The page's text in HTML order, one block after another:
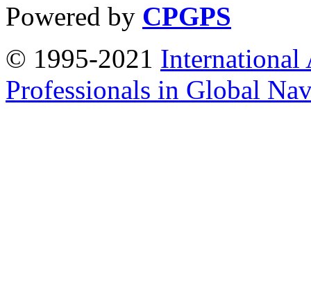
Powered by CPGPS
© 1995-2021 International
Professionals in Global